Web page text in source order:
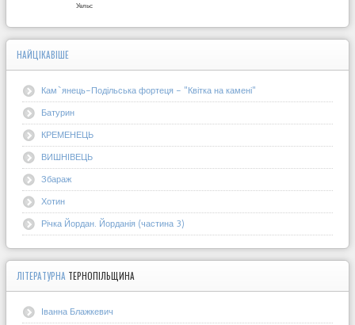
Уельс
НАЙЦІКАВІШЕ
Кам`янець-Подільська фортеця - "Квітка на камені"
Батурин
КРЕМЕНЕЦЬ
ВИШНІВЕЦЬ
Збараж
Хотин
Річка Йордан. Йорданія (частина 3)
ЛІТЕРАТУРНА ТЕРНОПІЛЬЩИНА
Іванна Блажкевич